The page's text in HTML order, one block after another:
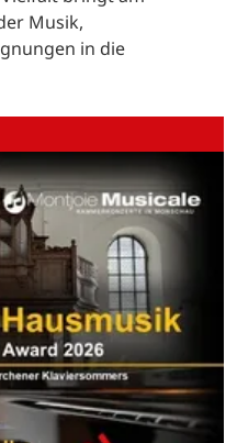
Musik,
in die